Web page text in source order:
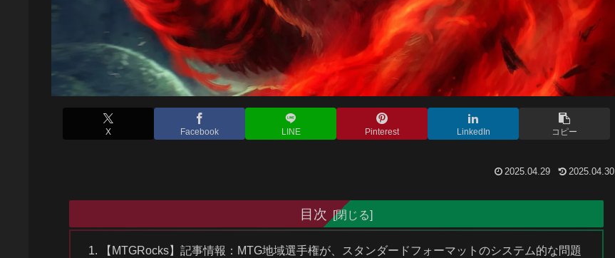
X Facebook LINE Pinterest LinkedIn コピー
2025.04.29 2025.04.30
目次
【MTGRocks】記事情報：MTG地域選手権が、スタンダードフォーマットのシステム的な問題